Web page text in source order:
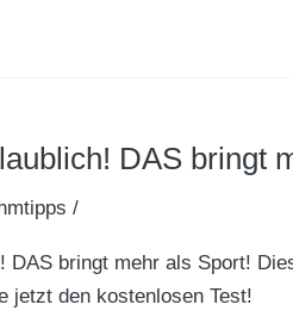
DAS bringt
/
DAS bringt mehr als Sport!
jetzt den kostenlosen Test!